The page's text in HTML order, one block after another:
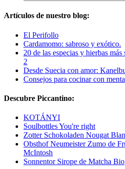
Artículos de nuestro blog:
El Perifollo
Cardamomo: sabroso y exótico.
20 de las especias y hierbas
2
Desde Suecia con amor:
Consejos para cocinar con menta
Descubre Piccantino:
KOTÁNYI
Soulbottles You're right
Zotter Schokoladen Nougat
Obsthof Neumeister Zumo de
McIntosh
Sonnentor Sirope de Matcha Bio